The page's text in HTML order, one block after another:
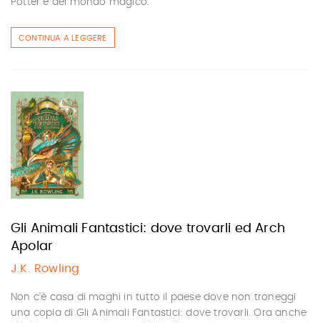
Potter e del mondo magico.
CONTINUA A LEGGERE
Gli Animali Fantastici: dove trovarli ed Arch
Apolar
J.K. Rowling
Non c’è casa di maghi in tutto il paese dove non troneggi
una copia di Gli Animali Fantastici: dove trovarli. Ora anche